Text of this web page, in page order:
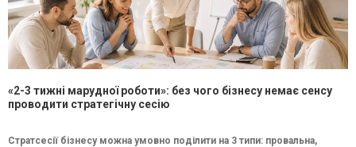
«2-3 тижні марудної роботи»: без чого бізнесу немає сенсу
проводити стратегічну сесію
Стратсесії бізнесу можна умовно поділити на 3 типи: провальна,